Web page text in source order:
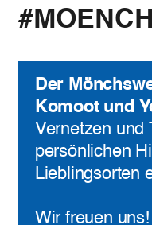
Der
Komoot und
Vernetzen und
persönlichen
Lieblingsorten
Wir freuen uns!